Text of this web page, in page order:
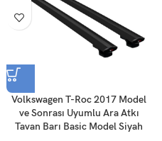
Volkswagen T-Roc 2017 Model
ve Sonrası Uyumlu Ara Atkı
Tavan Barı Basic Model Siyah